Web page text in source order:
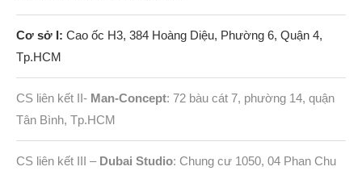
Cơ sở I: Cao ốc H3, 384 Hoàng Diệu, Phường 6, Quận 4,
Tp.HCM
CS liên kết II- Man-Concept: 72 bàu cát 7, phường 14, quận
Tân Bình, Tp.HCM
CS liên kết III – Dubai Studio: Chung cư 1050, 04 Phan Chu